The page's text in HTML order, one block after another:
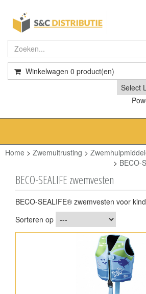
Winkelwagen 0 product(en)
Home > Zwemuitrusting >
> BECO-
BECO-SEALIFE zwemvesten
BECO-SEALIFE® zwemvesten voor
Sorteren op